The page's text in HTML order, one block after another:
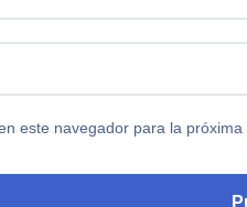
este navegador para la próxima